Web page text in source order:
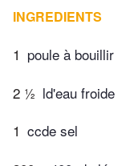
INGREDIENTS
1 poule à bouillir
2 ½ ld'eau froide
1 ccde sel